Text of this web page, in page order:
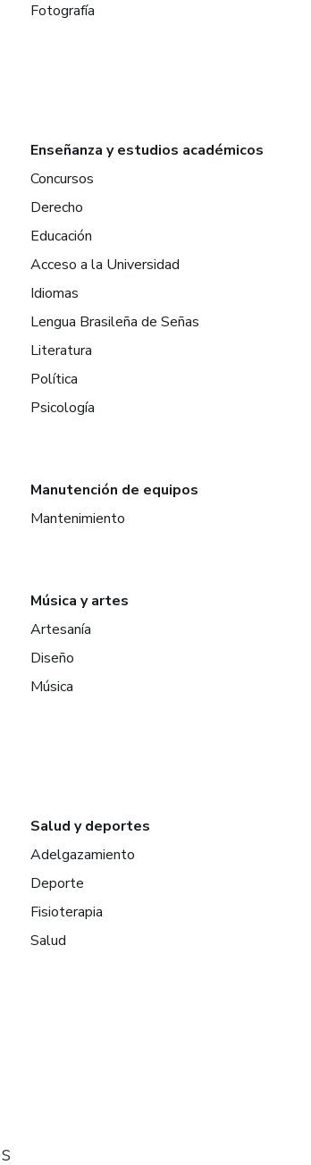
Fotografía
Enseñanza y estudios académicos
Concursos
Derecho
Educación
Acceso a la Universidad
Idiomas
Lengua Brasileña de Señas
Literatura
Política
Psicología
Manutención de equipos
Mantenimiento
Música y artes
Artesanía
Diseño
Música
Salud y deportes
Adelgazamiento
Deporte
Fisioterapia
Salud